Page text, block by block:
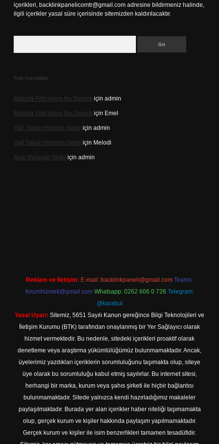
içerikleri, backlinkpanelicomtr@gmail.com adresine bildirmeniz halinde,
ilgili içerikler yasal süre içerisinde sitemizden kaldırılacaktır.
Son yorumlar
Batıcılık Fikir Akımı Ne Demek için admin
Batıcılık Fikir Akımı Ne Demek için Emel
Yağ Yakan Hormon Nedir için admin
Yağ Yakan Hormon Nedir için Melodi
Arap Belagati Nedir için admin
Reklam ve İletişim: E-mail: backlinkpaneli@gmail.com Teams:
forumhizmeti@gmail.com Whatsapp: 0262 606 0 726 Telegram:
@karabul
Yasal Uyarı: Sitemiz, 5651 Sayılı Kanun gereğince Bilgi Teknolojileri ve
İletişim Kurumu (BTK) tarafından onaylanmış bir Yer Sağlayıcı olarak
hizmet vermektedir. Bu nedenle, sitedeki içerikleri proaktif olarak
denetleme veya araştırma yükümlülüğümüz bulunmamaktadır. Ancak,
üyelerimiz yazdıkları içeriklerin sorumluluğunu taşımakta olup, siteye
üye olarak bu sorumluluğu kabul etmiş sayılırlar. Bu internet sitesi,
herhangi bir marka, kurum veya şahıs şirketi ile hiçbir bağlantısı
bulunmamaktadır. Sitede yalnızca kendi hazırladığımız makaleler
paylaşılmaktadır. Burada yer alan içerikler haber niteliği taşımamakta
olup, gerçek kurum ve kişiler hakkında paylaşım yapılmamaktadır.
Gerçek kurum ve kişiler ile isim benzerlikleri tamamen tesadüfidir.